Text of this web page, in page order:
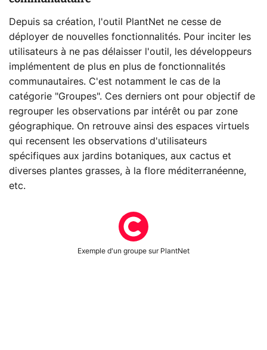
Depuis sa création, l'outil PlantNet ne cesse de
déployer de nouvelles fonctionnalités. Pour inciter les
utilisateurs à ne pas délaisser l'outil, les développeurs
implémentent de plus en plus de fonctionnalités
communautaires. C'est notamment le cas de la
catégorie "Groupes". Ces derniers ont pour objectif de
regrouper les observations par intérêt ou par zone
géographique. On retrouve ainsi des espaces virtuels
qui recensent les observations d'utilisateurs
spécifiques aux jardins botaniques, aux cactus et
diverses plantes grasses, à la flore méditerranéenne,
etc.
Exemple d'un groupe sur PlantNet